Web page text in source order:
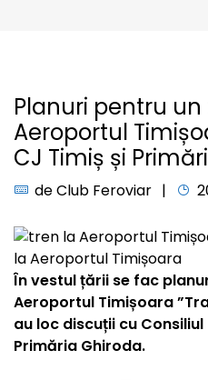
Planuri pentru
Aeroportul
CJ Timiș și
deClub Feroviar
În vestul țării se fac
Aeroportul Timișoara
au loc discuții cu
Primăria Ghiroda.